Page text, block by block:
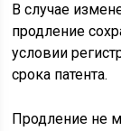
В случае
продление
условии
срока патента.
Продление не